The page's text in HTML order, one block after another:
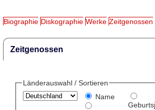
Biographie Diskographie Werke Zeitgenossen
Zeitgenossen
Länderauswahl / Sortieren
Name